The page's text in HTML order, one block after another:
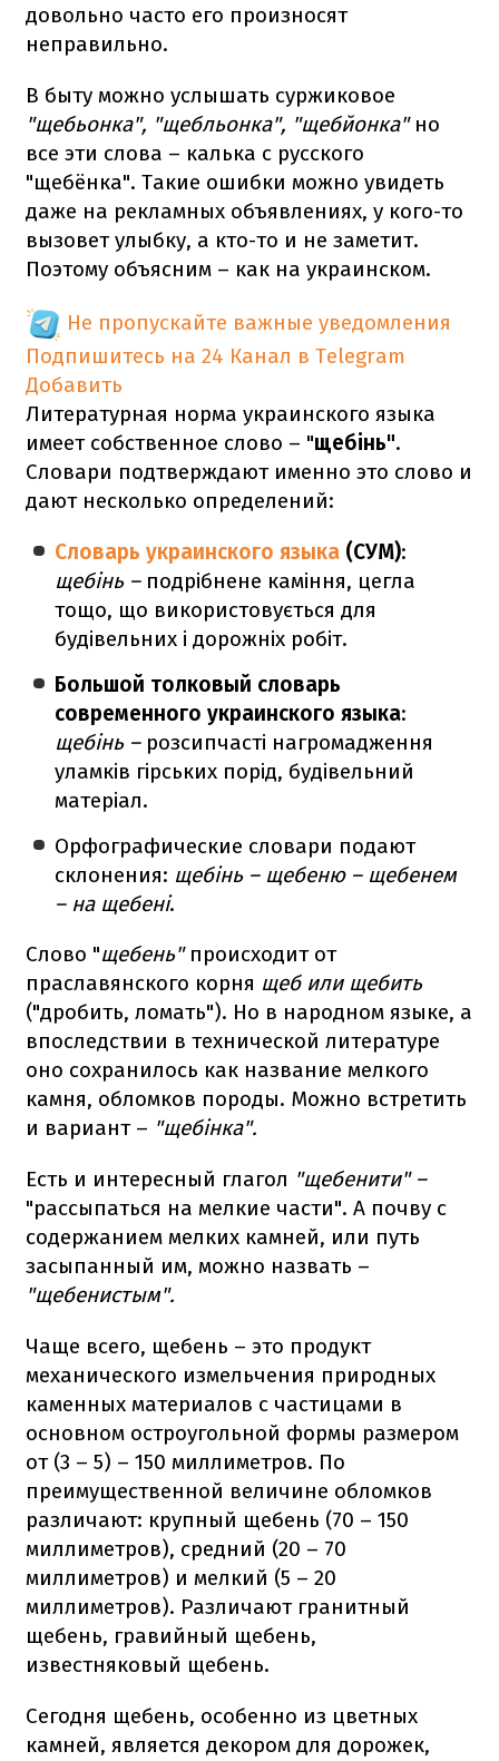
довольно часто его произносят
неправильно.
В быту можно услышать суржиковое
"щебьонка", "щебльонка", "щебйонка" но
все эти слова – калька с русского
"щебёнка". Такие ошибки можно увидеть
даже на рекламных объявлениях, у кого-то
вызовет улыбку, а кто-то и не заметит.
Поэтому объясним – как на украинском.
Не пропускайте важные уведомления
Подпишитесь на 24 Канал в Telegram
Добавить
Литературная норма украинского языка
имеет собственное слово – "щебінь".
Словари подтверждают именно это слово и
дают несколько определений:
Словарь украинского языка (СУМ):
щебінь – подрібнене каміння, цегла
тощо, що використовується для
будівельних і дорожніх робіт.
Большой толковый словарь
современного украинского языка:
щебінь – розсипчасті нагромадження
уламків гірських порід, будівельний
матеріал.
Орфографические словари подают
склонения: щебінь – щебеню – щебенем
– на щебені.
Слово "щебень"происходит от
праславянского корня щеб или щебить
("дробить, ломать"). Но в народном языке, а
впоследствии в технической литературе
оно сохранилось как название мелкого
камня, обломков породы. Можно встретить
и вариант – "щебінка".
Есть и интересный глагол "щебенити" –
"рассыпаться на мелкие части". А почву с
содержанием мелких камней, или путь
засыпанный им, можно назвать –
"щебенистым".
Чаще всего, щебень – это продукт
механического измельчения природных
каменных материалов с частицами в
основном остроугольной формы размером
от (3 – 5) – 150 миллиметров. По
преимущественной величине обломков
различают: крупный щебень (70 – 150
миллиметров), средний (20 – 70
миллиметров) и мелкий (5 – 20
миллиметров). Различают гранитный
щебень, гравийный щебень,
известняковый щебень.
Сегодня щебень, особенно из цветных
камней, является декором для дорожек,